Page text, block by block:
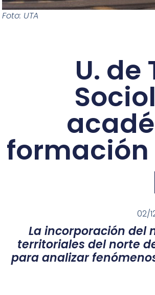
Foto: UTA
U.
formación
02/
La incorporación del
territoriales del norte
para analizar